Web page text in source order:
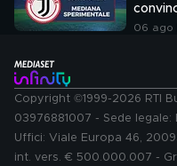
un
06 ago
Copyright ©1999-2026 RTI
03976881007 - Sede legale:
Uffici: Viale Europa 46,
int. vers. € 500.000.007 -